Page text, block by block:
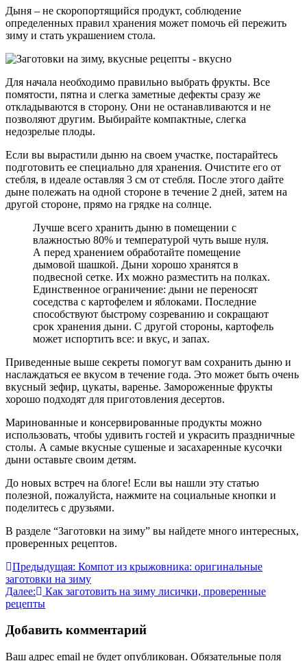
Дыня – не скоропортящийся продукт, соблюдение
определенных правил хранения может помочь ей пережить
зиму и стать украшением стола.
Для начала необходимо правильно выбрать фрукты. Все
помятости, пятна и слегка заметные дефекты сразу же
откладываются в сторону. Они не останавливаются и не
позволяют другим. Выбирайте компактные, слегка
недозрелые плоды.
Если вы вырастили дыню на своем участке, постарайтесь
подготовить ее специально для хранения. Очистите его от
стебля, в идеале оставляя 3 см от стебля. После этого дайте
дыне полежать на одной стороне в течение 2 дней, затем на
другой стороне, прямо на грядке на солнце.
Лучше всего хранить дыню в помещении с
влажностью 80% и температурой чуть выше нуля.
А перед хранением обработайте помещение
дымовой шашкой. Дыни хорошо хранятся в
подвесной сетке. Их можно разместить на полках.
Единственное ограничение: дыни не переносят
соседства с картофелем и яблоками. Последние
способствуют быстрому созреванию и сокращают
срок хранения дыни. С другой стороны, картофель
может испортить все: и вкус, и запах.
Приведенные выше секреты помогут вам сохранить дыню и
наслаждаться ее вкусом в течение года. Это может быть очень
вкусный зефир, цукаты, варенье. Замороженные фрукты
хорошо подходят для приготовления десертов.
Маринованные и консервированные продукты можно
использовать, чтобы удивить гостей и украсить праздничные
столы. А самые вкусные сушеные и засахаренные кусочки
дыни оставьте своим детям.
До новых встреч на блоге! Если вы нашли эту статью
полезной, пожалуйста, нажмите на социальные кнопки и
поделитесь с друзьями.
В разделе “Заготовки на зиму” вы найдете много интересных,
проверенных рецептов.
Навигация
по
записям
Предыдущая: Компот из крыжовника: оригинальные
заготовки на зиму
Далее:
Как заготовить на зиму лисички, проверенные
рецепты
Добавить комментарий
Ваш адрес email не будет опубликован. Обязательные поля